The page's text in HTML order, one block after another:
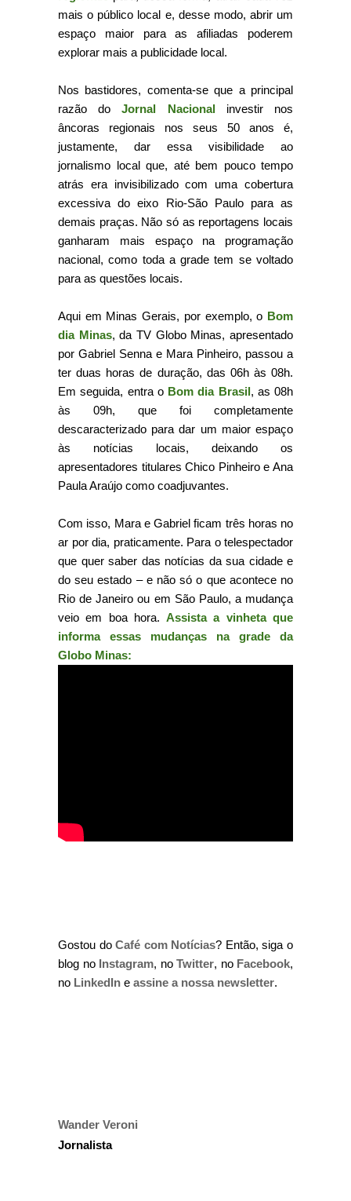
mais o público local e, desse modo, abrir um
espaço maior para as afiliadas poderem
explorar mais a publicidade local.
Nos bastidores, comenta-se que a principal
razão doJornal Nacionalinvestir nos
âncoras regionais nos seus 50 anos é,
justamente, dar essa visibilidade ao
jornalismo local que, até bem pouco tempo
atrás era invisibilizado com uma cobertura
excessiva do eixo Rio-São Paulo para as
demais praças. Não só as reportagens locais
ganharam mais espaço na programação
nacional, como toda a grade tem se voltado
para as questões locais.
Aqui em Minas Gerais, por exemplo, o Bom
dia Minas, da TV Globo Minas, apresentado
por Gabriel Senna e Mara Pinheiro, passou a
ter duas horas de duração, das 06h às 08h.
Em seguida, entra o Bom dia Brasil, as 08h
às 09h, que foi completamente
descaracterizado para dar um maior espaço
às notícias locais, deixando os
apresentadores titulares Chico Pinheiro e Ana
Paula Araújo como coadjuvantes.
Com isso, Mara e Gabriel ficam três horas no
ar por dia, praticamente. Para o telespectador
que quer saber das notícias da sua cidade e
do seu estado – e não só o que acontece no
Rio de Janeiro ou em São Paulo, a mudança
veio em boa hora.Assista a vinheta que
informa essas mudanças na grade da
Globo Minas:
Gostou doCafé com Notícias? Então, siga o
blog no Instagram, no Twitter, no Facebook,
no LinkedIn e assine a nossa newsletter.
Wander Veroni
Jornalista